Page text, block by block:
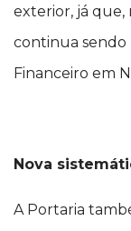
exterior, já que,
continua sendo
Financeiro em
Nova
A Portaria